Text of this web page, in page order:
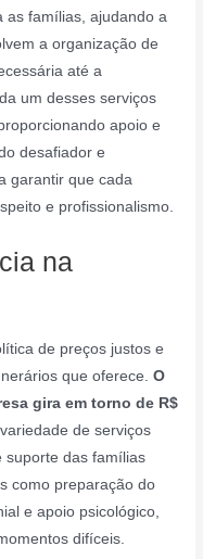
as famílias, ajudando a
a organização de
até a
um desses serviços
apoio e
desafiador e
garantir que cada
e profissionalismo.
na
de preços justos e
que oferece.O
gira em torno de R$
de serviços
suporte das famílias
como preparação do
e apoio psicológico,
difíceis.